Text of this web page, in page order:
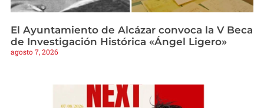
El Ayuntamiento de Alcázar convoca la V Beca
de Investigación Histórica «Ángel Ligero»
agosto 7, 2026